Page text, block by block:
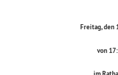
Freitag, den
von